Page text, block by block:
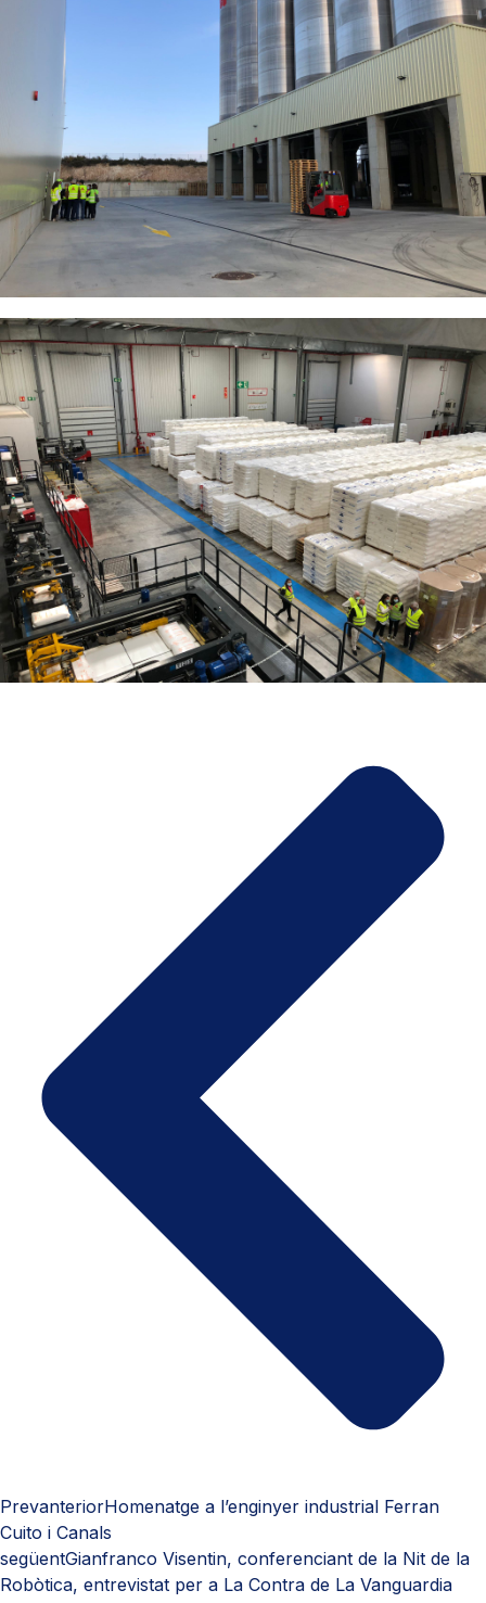
PrevanteriorHomenatge a l’enginyer industrial Ferran
Cuito i Canals
següentGianfranco Visentin, conferenciant de la Nit de la
Robòtica, entrevistat per a La Contra de La Vanguardia